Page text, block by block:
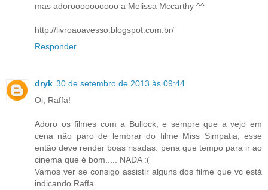
mas adoroooooooooo a Melissa Mccarthy ^^
http://livroaoavesso.blogspot.com.br/
Responder
dryk 30 de setembro de 2013 às 09:44
Oi, Raffa!
Adoro os filmes com a Bullock, e sempre que a vejo em
cena não paro de lembrar do filme Miss Simpatia, esse
então deve render boas risadas. pena que tempo para ir ao
cinema que é bom..... NADA :(
Vamos ver se consigo assistir alguns dos filme que vc está
indicando Raffa